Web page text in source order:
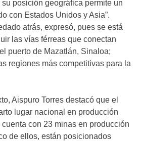
posición geográfica permite un
con Estados Unidos y Asia”.
atrás, expresó, pues se está
las vías férreas que conectan
puerto de Mazatlán, Sinaloa;
regiones más competitivas para la
Aispuro Torres destacó que el
lugar nacional en producción
con 23 minas en producción
de ellos, están posicionados